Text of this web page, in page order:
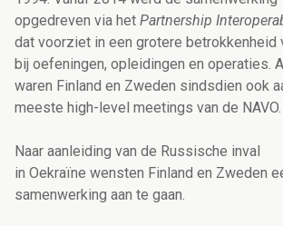
opgedreven via het Partnership
dat voorziet in een grotere betrokkenheid
bij oefeningen, opleidingen en operaties.
waren Finland en Zweden sindsdien ook
meeste high-level meetings van de NAVO.
Naar aanleiding van de Russische inval
in Oekraïne wensten Finland en Zweden
samenwerking aan te gaan.